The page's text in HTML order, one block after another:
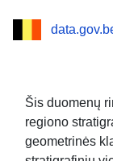
Šis duomenų
regiono
geometrinės